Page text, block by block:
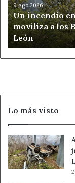
a
La
Candamia
moviliza
a
los
Local
de
León
9 Ago 2026
Un incendio
moviliza a los
León
Lo más visto